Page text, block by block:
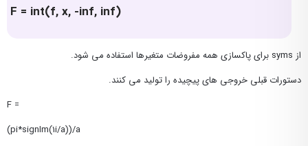
F = int(f, x, -inf, inf)
از syms برای پاکسازی همه مفروضات متغیرها استفاده می شود.
دستورات قبلی خروجی های پیچیده را تولید می کنند.
F =
(pi*signIm(1i/a))/a